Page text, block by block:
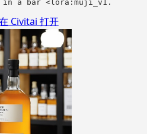
a bar
Civitai 打开